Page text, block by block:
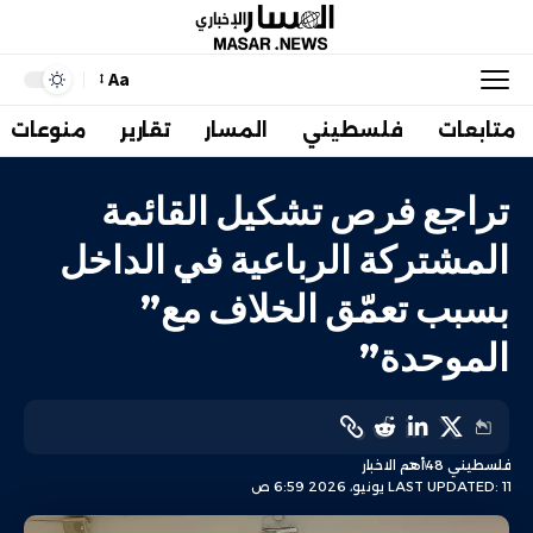
Aa
متابعات فلسطيني المسار تقارير منوعات
تراجع فرص تشكيل القائمة
المشتركة الرباعية في الداخل
بسبب تعمّق الخلاف مع”
الموحدة”
LAST UPDATED: 11 يونيو، 2026 6:59 ص
فلسطيني 48 أهم الاخبار